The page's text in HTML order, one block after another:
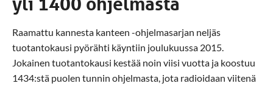
Raamattu kannesta kanteen -ohjelmasarjan neljäs
tuotantokausi pyörähti käyntiin joulukuussa 2015.
Jokainen tuotantokausi kestää noin viisi vuotta ja koostuu
1434:stä puolen tunnin ohjelmasta, jota radioidaan viitenä